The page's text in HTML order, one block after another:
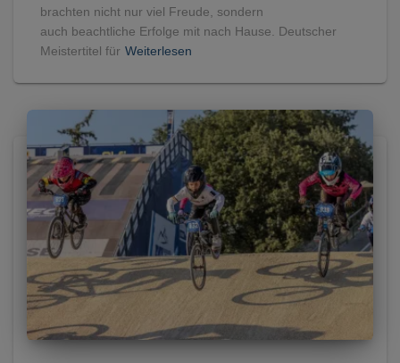
brachten nicht nur viel Freude, sondern
auch beachtliche Erfolge mit nach Hause. Deutscher
Meistertitel für Weiterlesen